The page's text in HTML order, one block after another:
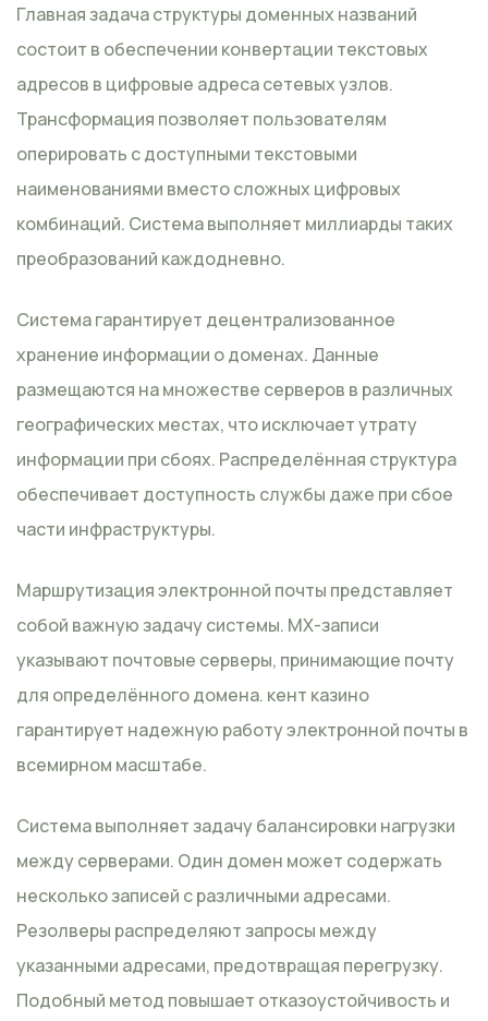
Главная задача структуры доменных названий
состоит в обеспечении конвертации текстовых
адресов в цифровые адреса сетевых узлов.
Трансформация позволяет пользователям
оперировать с доступными текстовыми
наименованиями вместо сложных цифровых
комбинаций. Система выполняет миллиарды таких
преобразований каждодневно.
Система гарантирует децентрализованное
хранение информации о доменах. Данные
размещаются на множестве серверов в различных
географических местах, что исключает утрату
информации при сбоях. Распределённая структура
обеспечивает доступность службы даже при сбое
части инфраструктуры.
Маршрутизация электронной почты представляет
собой важную задачу системы. MX-записи
указывают почтовые серверы, принимающие почту
для определённого домена. кент казино
гарантирует надежную работу электронной почты в
всемирном масштабе.
Система выполняет задачу балансировки нагрузки
между серверами. Один домен может содержать
несколько записей с различными адресами.
Резолверы распределяют запросы между
указанными адресами, предотвращая перегрузку.
Подобный метод повышает отказоустойчивость и